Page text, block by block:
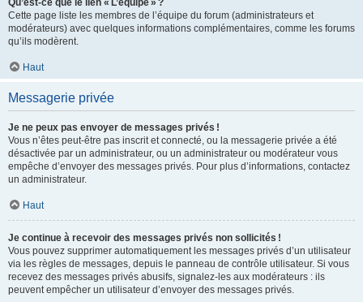
Qu’est-ce que le lien « L’équipe » ?
Cette page liste les membres de l’équipe du forum (administrateurs et
modérateurs) avec quelques informations complémentaires, comme les forums
qu’ils modèrent.
Haut
Messagerie privée
Je ne peux pas envoyer de messages privés !
Vous n’êtes peut-être pas inscrit et connecté, ou la messagerie privée a été
désactivée par un administrateur, ou un administrateur ou modérateur vous
empêche d’envoyer des messages privés. Pour plus d’informations, contactez
un administrateur.
Haut
Je continue à recevoir des messages privés non sollicités !
Vous pouvez supprimer automatiquement les messages privés d’un utilisateur
via les règles de messages, depuis le panneau de contrôle utilisateur. Si vous
recevez des messages privés abusifs, signalez-les aux modérateurs : ils
peuvent empêcher un utilisateur d’envoyer des messages privés.